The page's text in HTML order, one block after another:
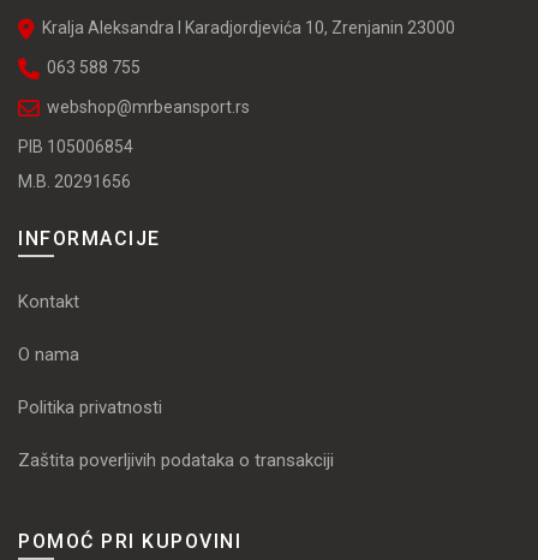
Kralja Aleksandra I Karadjordjevića 10, Zrenjanin 23000
063 588 755
webshop@mrbeansport.rs
PIB 105006854
M.B. 20291656
INFORMACIJE
Kontakt
O nama
Politika privatnosti
Zaštita poverljivih podataka o transakciji
POMOĆ PRI KUPOVINI